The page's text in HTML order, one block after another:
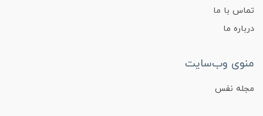
تماس با ما
درباره ما
منوی وب‌سایت
مجله نفس